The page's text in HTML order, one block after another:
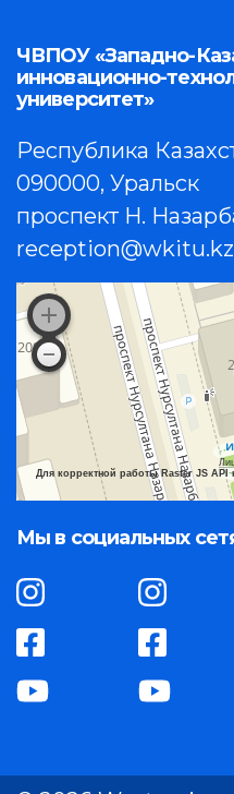
ЧВПОУ «Западно-
инновационно-
университет»
Республика
090000, Уральск
проспект Н.
reception@wkitu.kz
Для корректной работы Raster JS
Мы в социальных